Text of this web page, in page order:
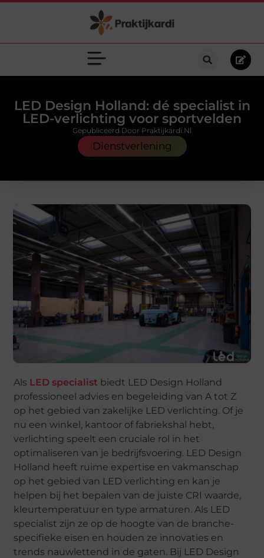
LED Design Holland: dé specialist in
LED-verlichting voor sportvelden
Dienstverlening
Gepubliceerd Door Praktijkardi.nl
Als LED specialist biedt LED Design Holland
professioneel advies en begeleiding van A tot Z
op het gebied van zakelijke LED verlichting. Of je
nu een winkel, kantoor of fabriekshal hebt,
verlichting speelt een cruciale rol in het
optimaliseren van je bedrijfsvoering. LED Design
Holland heeft ruime expertise en vakmanschap
op het gebied van LED verlichting en kan je
helpen bij het bepalen van de juiste CRI waarde,
kleurtemperatuur en type armaturen. Als LED
specialist zijn ze op de hoogte van de branche-
specifieke eisen en houden ze innovaties en
trends nauwlettend in de gaten. Bij LED Design